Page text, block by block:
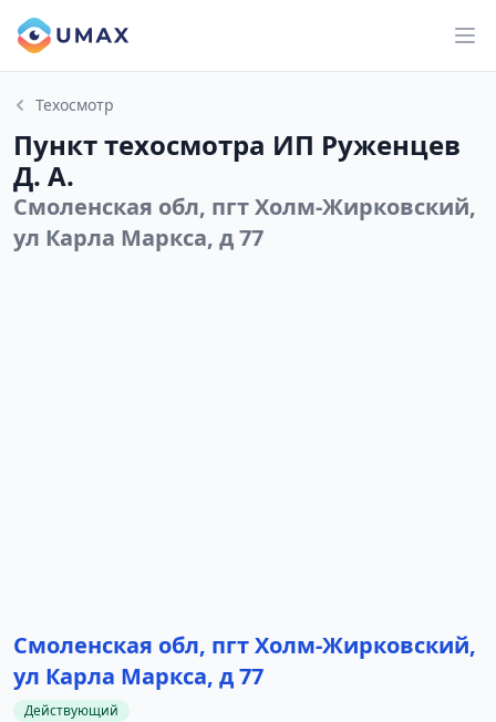
Техосмотр
Пункт техосмотра ИП Руженцев
Д. А.
Смоленская обл, пгт Холм-Жирковский,
ул Карла Маркса, д 77
Смоленская обл, пгт Холм-Жирковский,
ул Карла Маркса, д 77
Действующий